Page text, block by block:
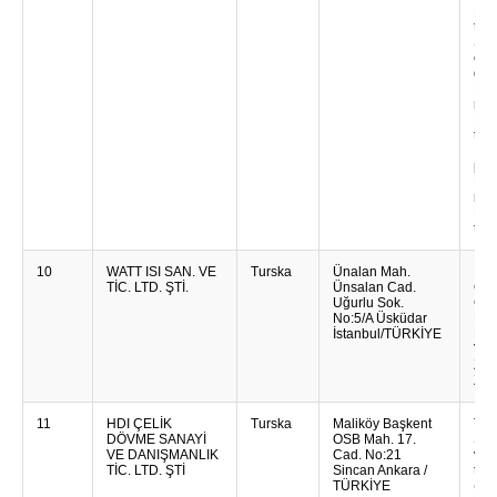
10
WATT ISI SAN. VE
TİC. LTD. ŞTİ.
Turska
Ünalan Mah.
Ünsalan Cad.
Uğurlu Sok.
No:5/A Üsküdar
İstanbul/TÜRKİYE
Za
Za
11
HDI ÇELİK
DÖVME SANAYİ
VE DANIŞMANLIK
TİC. LTD. ŞTİ
Turska
Maliköy Başkent
OSB Mah. 17.
Cad. No:21
Sincan Ankara /
TÜRKİYE